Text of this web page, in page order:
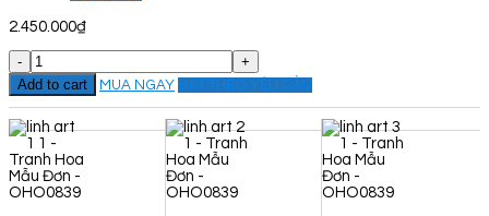
2.450.000₫
Tranh
Hoa
Mẫu
Đơn
-
OHO0839
quantity
Add to cart MUA NGAY ĐẶT THEO YÊU CẦU